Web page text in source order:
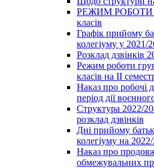
РЕЖИМ РОБОТИ
класів
Графік прийому
колегіуму у 2021/
Розклад дзвінків
Режим роботи
класів на ІІ
Наказ про робочі
період дії
Структура 2022/
розклад дзвінків
Дні прийому
колегіуму на
Наказ про
обмежувальних